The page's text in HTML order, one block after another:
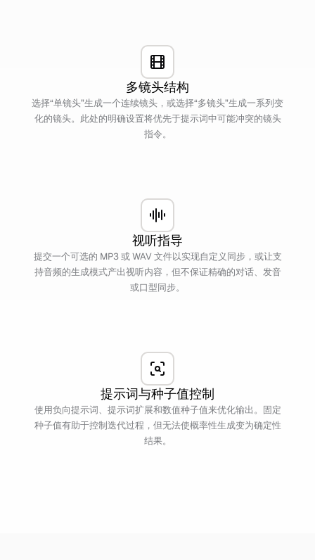
多镜头结构
选择“单镜头”生成一个连续镜头，或选择“多镜头”生成一系列变
化的镜头。此处的明确设置将优先于提示词中可能冲突的镜头
指令。
视听指导
提交一个可选的 MP3 或 WAV 文件以实现自定义同步，或让支
持音频的生成模式产出视听内容，但不保证精确的对话、发音
或口型同步。
提示词与种子值控制
使用负向提示词、提示词扩展和数值种子值来优化输出。固定
种子值有助于控制迭代过程，但无法使概率性生成变为确定性
结果。